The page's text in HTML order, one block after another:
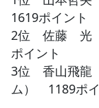
1619ポイント
2位 佐藤 光（
ポイント
3位 香山飛龍
ム） 1189ポ